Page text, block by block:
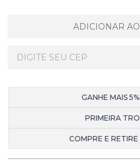
ADICIONAR
GANHE MAIS
PRIMEIRA
COMPRE E RETIRE